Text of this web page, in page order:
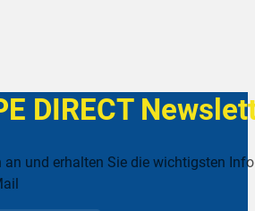
DIRECT
an und erhalten Sie die wichtigsten